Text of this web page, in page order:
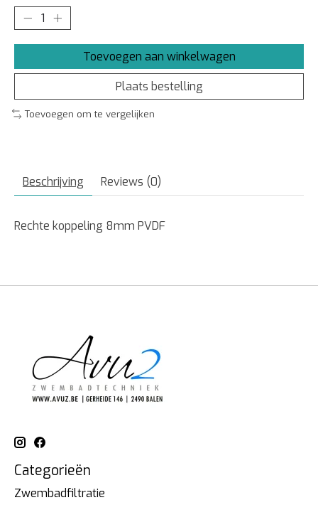
Toevoegen aan winkelwagen
Plaats bestelling
Toevoegen om te vergelijken
Beschrijving Reviews (0)
Rechte koppeling 8mm PVDF
Categorieën
Zwembadfiltratie